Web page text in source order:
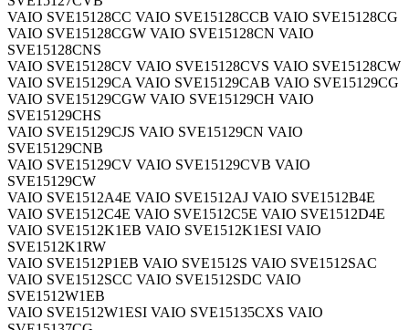
VAIO SVE15128CC VAIO SVE15128CCB VAIO SVE15128CG
VAIO SVE15128CGW VAIO SVE15128CN VAIO
SVE15128CNS
VAIO SVE15128CV VAIO SVE15128CVS VAIO SVE15128CW
VAIO SVE15129CA VAIO SVE15129CAB VAIO SVE15129CG
VAIO SVE15129CGW VAIO SVE15129CH VAIO
SVE15129CHS
VAIO SVE15129CJS VAIO SVE15129CN VAIO
SVE15129CNB
VAIO SVE15129CV VAIO SVE15129CVB VAIO
SVE15129CW
VAIO SVE1512A4E VAIO SVE1512AJ VAIO SVE1512B4E
VAIO SVE1512C4E VAIO SVE1512C5E VAIO SVE1512D4E
VAIO SVE1512K1EB VAIO SVE1512K1ESI VAIO
SVE1512K1RW
VAIO SVE1512P1EB VAIO SVE1512S VAIO SVE1512SAC
VAIO SVE1512SCC VAIO SVE1512SDC VAIO
SVE1512W1EB
VAIO SVE1512W1ESI VAIO SVE15135CXS VAIO